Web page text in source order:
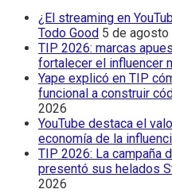
¿El streaming en
Todo Good 5 de agosto
TIP 2026: marcas
fortalecer el influencer
Yape explicó en TIP
funcional a construir
2026
YouTube destaca el
economía de la
TIP 2026: La campaña
presentó sus helados
2026